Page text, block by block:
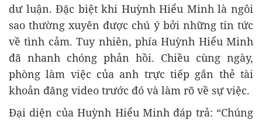
dư luận. Đặc biệt khi Huỳnh Hiểu Minh là ngôi
sao thường xuyên được chú ý bởi những tin tức
về tình cảm. Tuy nhiên, phía Huỳnh Hiểu Minh
đã nhanh chóng phản hồi. Chiều cùng ngày,
phòng làm việc của anh trực tiếp gắn thẻ tài
khoản đăng video trước đó và làm rõ về sự việc.
Đại diện của Huỳnh Hiểu Minh đáp trả: “Chúng